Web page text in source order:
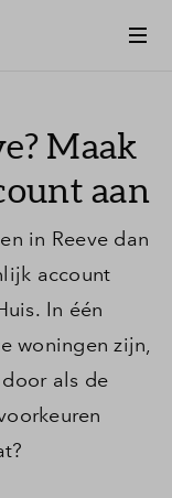
Maak
aan
in Reeve dan
account
In één
woningen zijn,
als de